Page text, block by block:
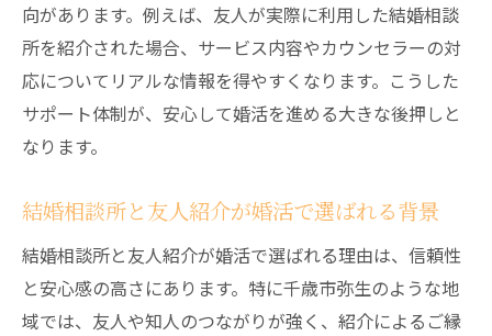
向があります。例えば、友人が実際に利用した結婚相談
所を紹介された場合、サービス内容やカウンセラーの対
応についてリアルな情報を得やすくなります。こうした
サポート体制が、安心して婚活を進める大きな後押しと
なります。
結婚相談所と友人紹介が婚活で選ばれる背景
結婚相談所と友人紹介が婚活で選ばれる理由は、信頼性
と安心感の高さにあります。特に千歳市弥生のような地
域では、友人や知人のつながりが強く、紹介によるご縁